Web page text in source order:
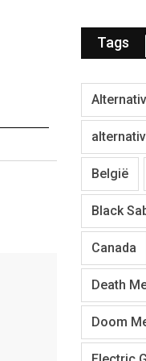
Tags
België
Black
Canada
Death
Doom